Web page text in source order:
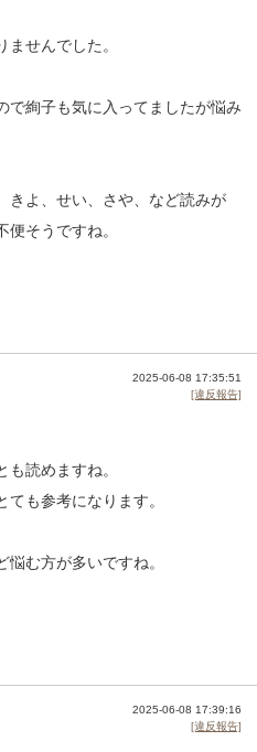
せんでした。
絢子も気に入ってましたが悩み
きよ、せい、さや、など読みが
そうですね。
2025-06-08 17:35:51
[違反報告]
読めますね。
も参考になります。
む方が多いですね。
2025-06-08 17:39:16
[違反報告]